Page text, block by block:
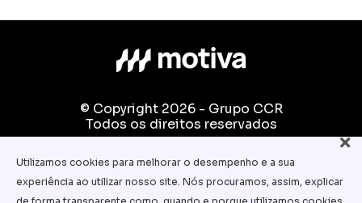
© Copyright 2026 - Grupo CCR
Todos os direitos reservados
Fale conosco:
equipe.pedagogica@motiva.com.br
Utilizamos cookies para melhorar o desempenho e a sua
experiência ao utilizar nosso site. Nós procuramos, assim, explicar